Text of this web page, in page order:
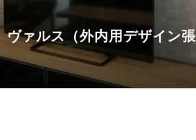
ヴァルス（外内用デザイン張